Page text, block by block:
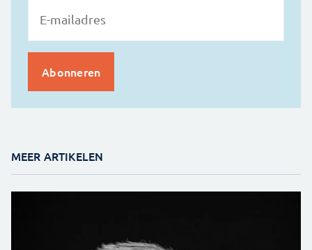
MEER ARTIKELEN